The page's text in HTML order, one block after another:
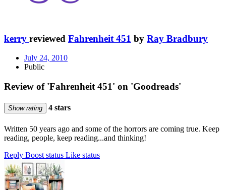
kerry reviewed Fahrenheit 451 by Ray Bradbury
July 24, 2010
Public
Review of 'Fahrenheit 451' on 'Goodreads'
Show rating 4 stars
Written 50 years ago and some of the horrors are coming true. Keep
reading, people, keep reading...and thinking!
Reply Boost status Like status